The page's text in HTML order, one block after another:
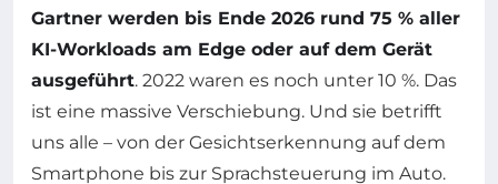
Gartner werden bis Ende 2026 rund 75 % aller
KI-Workloads am Edge oder auf dem Gerät
ausgeführt. 2022 waren es noch unter 10 %. Das
ist eine massive Verschiebung. Und sie betrifft
uns alle – von der Gesichtserkennung auf dem
Smartphone bis zur Sprachsteuerung im Auto.